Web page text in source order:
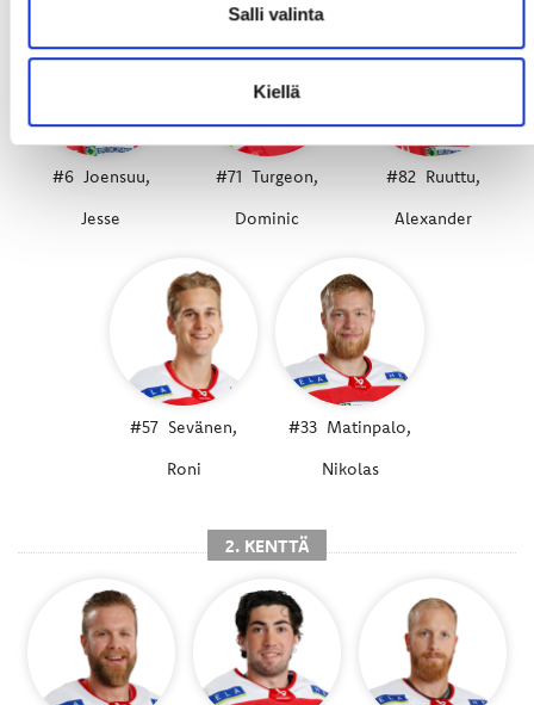
Salli valinta
Kiellä
#6 Joensuu,
Jesse
#71 Turgeon,
Dominic
#82 Ruuttu,
Alexander
#57 Sevänen,
Roni
#33 Matinpalo,
Nikolas
2. KENTTÄ